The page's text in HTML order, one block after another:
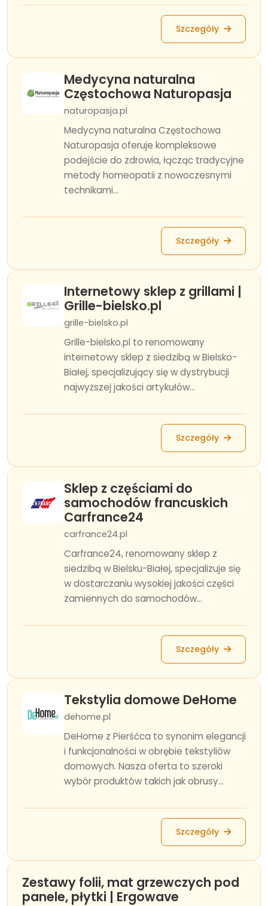
Szczegóły
Medycyna naturalna
Częstochowa Naturopasja
naturopasja.pl
Medycyna naturalna Częstochowa
Naturopasja oferuje kompleksowe
podejście do zdrowia, łącząc tradycyjne
metody homeopatii z nowoczesnymi
technikami...
Szczegóły
Internetowy sklep z grillami |
Grille-bielsko.pl
grille-bielsko.pl
Grille-bielsko.pl to renomowany
internetowy sklep z siedzibą w Bielsko-
Białej, specjalizujący się w dystrybucji
najwyższej jakości artykułów...
Szczegóły
Sklep z częściami do
samochodów francuskich
Carfrance24
carfrance24.pl
Carfrance24, renomowany sklep z
siedzibą w Bielsku-Białej, specjalizuje się
w dostarczaniu wysokiej jakości części
zamiennych do samochodów...
Szczegóły
Tekstylia domowe DeHome
dehome.pl
DeHome z Pierśćca to synonim elegancji
i funkcjonalności w obrębie tekstyliów
domowych. Nasza oferta to szeroki
wybór produktów takich jak obrusy...
Szczegóły
Zestawy folii, mat grzewczych pod
panele, płytki | Ergowave